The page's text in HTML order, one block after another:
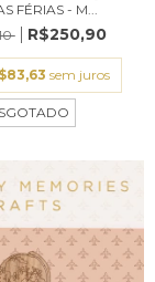
FÉRIAS - M...
R$250,90
sem juros